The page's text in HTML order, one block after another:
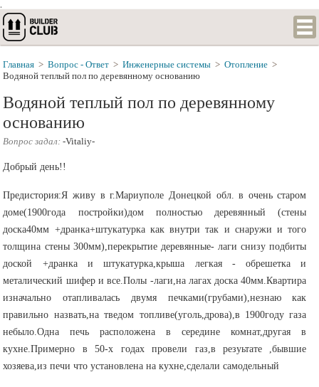
.
Главная > Вопрос - Ответ > Инженерные системы > Отопление >
Водяной теплый пол по деревянному основанию
Водяной теплый пол по деревянному
основанию
Вопрос задал: -Vitaliy-
Добрый день!!
Предистория:Я живу в г.Мариуполе Донецкой обл. в очень старом
доме(1900года постройки)дом полностью деревянный (стены
доска40мм +дранка+штукатурка как внутри так и снаружи и того
толщина стены 300мм),перекрытие деревянные- лаги снизу подбиты
доской +дранка и штукатурка,крыша легкая - обрешетка и
металический шифер и все.Полы -лаги,на лагах доска 40мм.Квартира
изначально отапливалась двумя печками(грубами),незнаю как
правильно назвать,на тведом топливе(уголь,дрова),в 1900году газа
небыло.Одна печь расположена в середине комнат,другая в
кухне.Примерно в 50-х годах провели газ,в резуьтате ,бывшие
хозяева,из печи что установлена на кухне,сделали самодельный